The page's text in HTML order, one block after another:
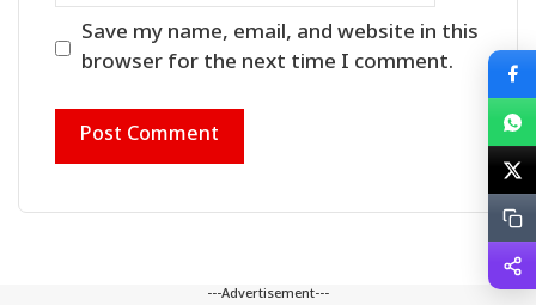
Save my name, email, and website in this
browser for the next time I comment.
---Advertisement---